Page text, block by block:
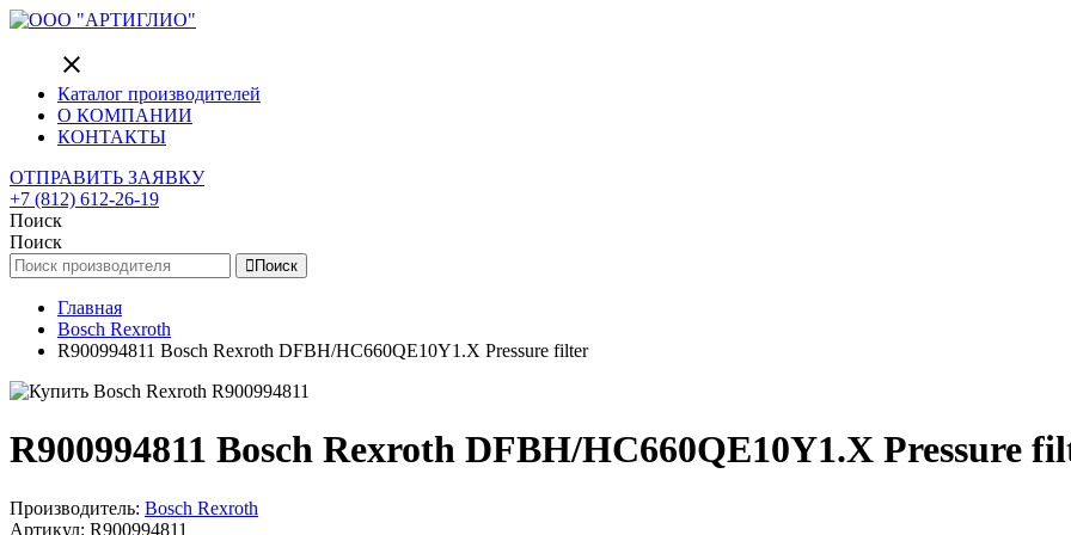
close
Каталог производителей
О КОМПАНИИ
КОНТАКТЫ
ОТПРАВИТЬ ЗАЯВКУ
+7 (812) 612-26-19
Поиск
Поиск
Поиск
Главная
Bosch Rexroth
R900994811 Bosch Rexroth DFBH/HC660QE10Y1.X Pressure filter
R900994811 Bosch Rexroth DFBH/HC660QE10Y1.X Pressure
Производитель: Bosch Rexroth
Артикул: R900994811